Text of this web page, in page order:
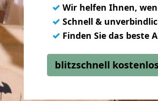
✓ Wir helfen Ihnen,
✓ Schnell &
✓ Finden Sie das beste
blitzschnell